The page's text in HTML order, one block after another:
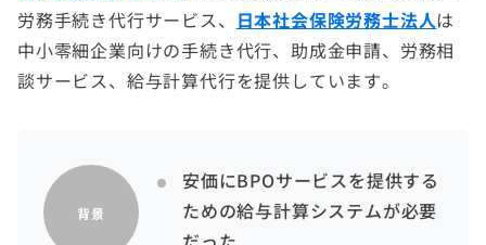
労務手続き代行サービス、 日本社会保険労務士法人は
中小零細企業向けの手続き代行、助成金申請、労務相
談サービス、給与計算代行を提供しています。
背景
安価にBPOサービスを提供する
ための給与計算システムが必要